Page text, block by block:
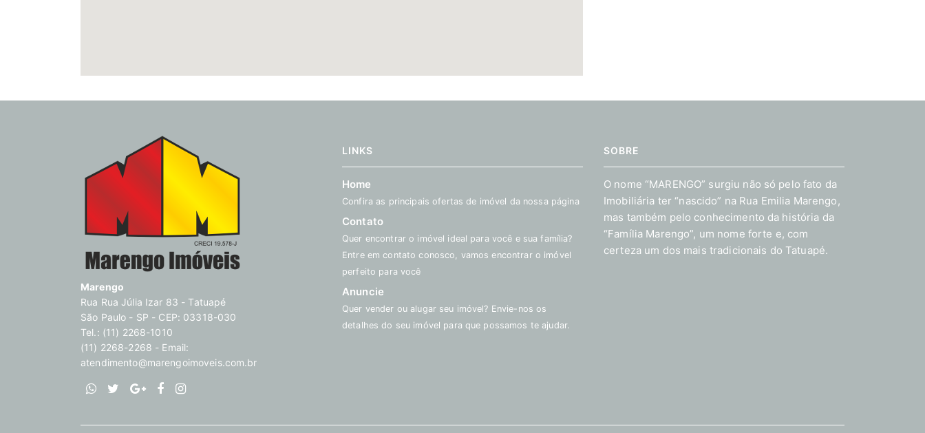
Marengo
Rua Rua Júlia Izar 83 - Tatuapé
São Paulo - SP - CEP: 03318-030
Tel.: (11) 2268-1010
(11) 2268-2268 - Email:
atendimento@marengoimoveis.com.br
LINKS
Home
Confira as principais ofertas de imóvel da nossa página
Contato
Quer encontrar o imóvel ideal para você e sua família?
Entre em contato conosco, vamos encontrar o imóvel
perfeito para você
Anuncie
Quer vender ou alugar seu imóvel? Envie-nos os
detalhes do seu imóvel para que possamos te ajudar.
SOBRE
O nome “MARENGO” surgiu não só pelo fato da
Imobiliária ter “nascido” na Rua Emilia Marengo,
mas também pelo conhecimento da história da
“Família Marengo”, um nome forte e, com
certeza um dos mais tradicionais do Tatuapé.